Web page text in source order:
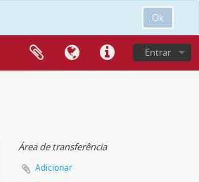
Ok
Entrar
Área de transferência
Adicionar